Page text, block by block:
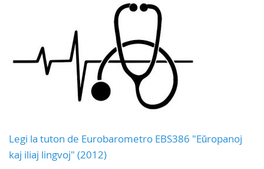
Legi la tuton de Eurobarometro EBS386 "Eŭropanoj
kaj iliaj lingvoj" (2012)